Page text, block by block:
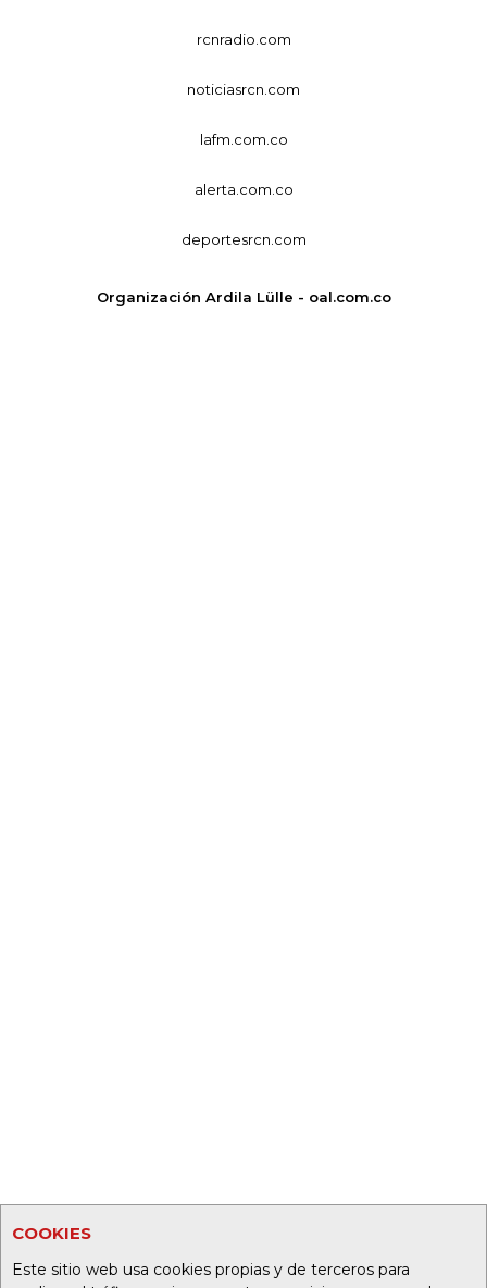
COOKIES
Este sitio web usa cookies propias y de terceros para
rcnradio.com
noticiasrcn.com
lafm.com.co
alerta.com.co
deportesrcn.com
Organización Ardila Lülle - oal.com.co